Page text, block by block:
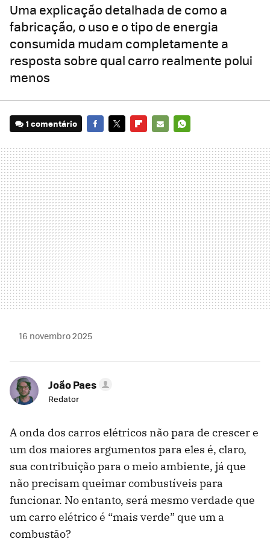
Uma explicação detalhada de como a
fabricação, o uso e o tipo de energia
consumida mudam completamente a
resposta sobre qual carro realmente polui
menos
1 comentário
MAIL
16 novembro 2025
João Paes
Redator
A onda dos carros elétricos não para de crescer e
um dos maiores argumentos para eles é, claro,
sua contribuição para o meio ambiente, já que
não precisam queimar combustíveis para
funcionar. No entanto, será mesmo verdade que
um carro elétrico é “mais verde” que um a
combustão?